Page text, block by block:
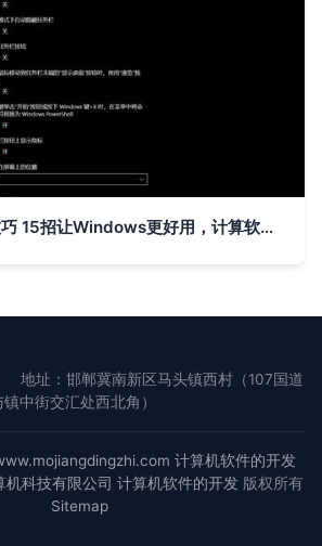
电脑分屏软件小技巧 15招让Windows更好用，计算软件开发更高效
地址：邯郸冀南新区马头镇西村（107国道
镇中街交汇处西北角）
计算机软件的开发
科技有限公司 计算机软件的开发 版权所有
Sitemap